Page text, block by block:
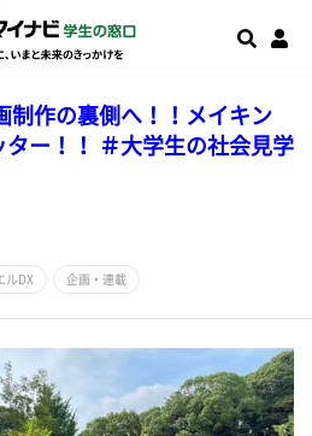
制作の裏側へ！！メイキン
ー！！ ＃大学生の社会見学
ルDX 企画・連載